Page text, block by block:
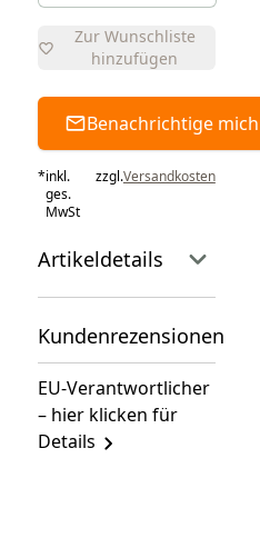
Zur Wunschliste
hinzufügen
Benachrichtige mich
*inkl.
ges.
MwSt
zzgl.Versandkosten
Artikeldetails
Kundenrezensionen
EU-Verantwortlicher
– hier klicken für
Details